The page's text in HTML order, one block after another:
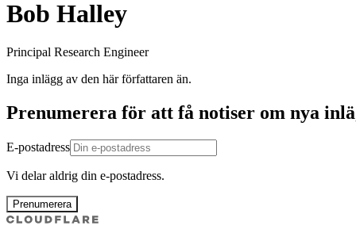
Bob Halley
Principal Research Engineer
Inga inlägg av den här författaren än.
Prenumerera för att få notiser om nya
E-postadress
Vi delar aldrig din e-postadress.
Prenumerera